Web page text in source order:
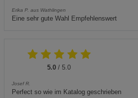
Erika P. aus Wathlingen
Eine sehr gute Wahl Empfehlenswert
5.0 / 5.0
Josef R.
Perfect so wie im Katalog geschrieben